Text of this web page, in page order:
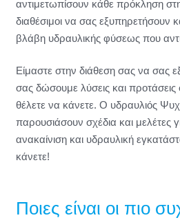
αντιμετωπίσουν κάθε πρόκληση
διαθέσιμοι να σας εξυπηρετήσουν
βλάβη υδραυλικής φύσεως που
Είμαστε στην διάθεση σας να σας
σας δώσουμε λύσεις και
θέλετε να κάνετε. Ο υδραυλιός
παρουσιάσουν σχέδια και μελέτες
ανακαίνιση και υδραυλική
κάνετε!
Ποιες είναι οι πιο